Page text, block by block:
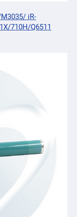
iR-
710H/Q6511